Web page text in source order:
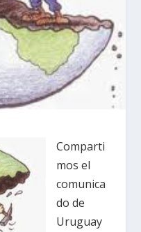
Comparti
mos el
comunica
do de
Uruguay